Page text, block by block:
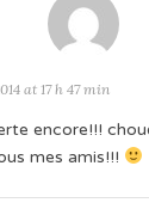
at 17 h 47 min
encore!!!
mes amis!!!